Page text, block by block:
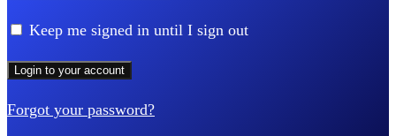
Keep me signed in until I sign out
Forgot your password?